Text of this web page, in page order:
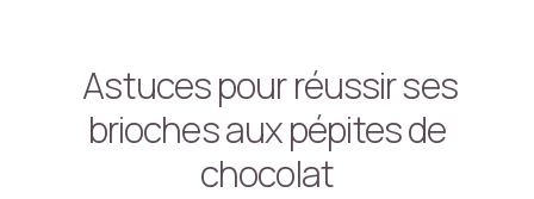
Astuces pour réussir ses
brioches aux pépites de
chocolat